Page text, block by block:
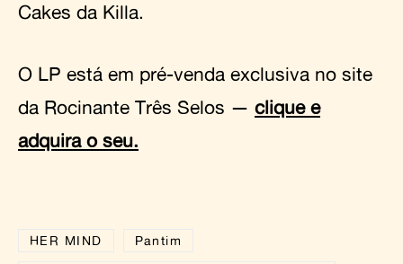
Cakes da Killa.
O LP está em pré-venda exclusiva no site
da Rocinante Três Selos — clique e
adquira o seu.
HER MIND Pantim